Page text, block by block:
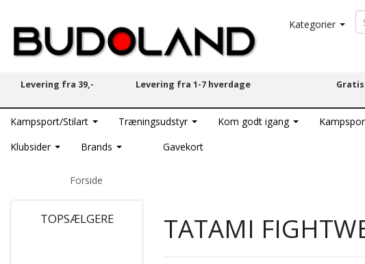
Kategorier
Levering fra 39,- Levering fra 1-7 hverdage
Kampsport/Stilart Træningsudstyr Kom godt igang
Klubsider
Brands Gavekort
Forside
TOPSÆLGERE TATAMI